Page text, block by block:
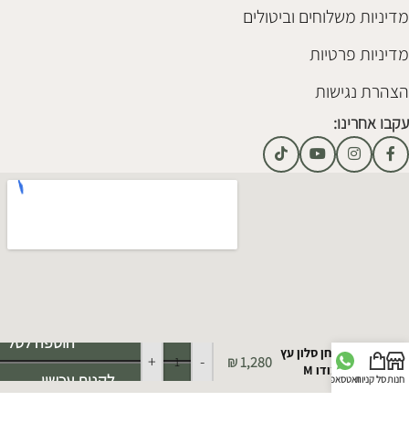
מדיניות משלוחים וביטולים
מדיניות פרטיות
הצהרת נגישות
עקבו אחרינו:
חנותסל קניותוואטסאפ
שולחן סלון עץ
קומודו M
₪1,280
-
+
הוספה לסל
לקנות עכשיו